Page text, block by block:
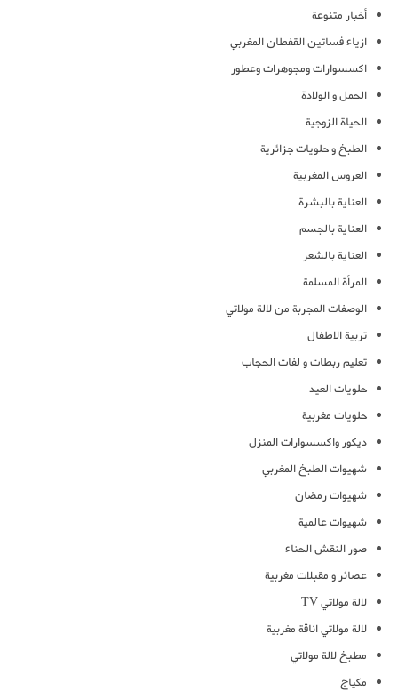
أخبار متنوعة
ازياء فساتين القفطان المغربي
اكسسوارات ومجوهرات وعطور
الحمل و الولادة
الحياة الزوجية
الطبخ و حلويات جزائرية
العروس المغربية
العناية بالبشرة
العناية بالجسم
العناية بالشعر
المرأة المسلمة
الوصفات المجربة من لالة مولاتي
تربية الاطفال
تعليم ربطات و لفات الحجاب
حلويات العيد
حلويات مغربية
ديكور واكسسوارات المنزل
شهيوات الطبخ المغربي
شهيوات رمضان
شهيوات عالمية
صور النقش الحناء
عصائر و مقبلات مغربية
لالة مولاتي TV
لالة مولاتي اناقة مغربية
مطبخ لالة مولاتي
مكياج